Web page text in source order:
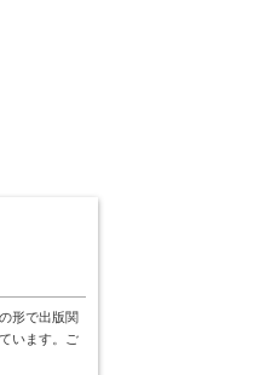
形で出版関
います。ご